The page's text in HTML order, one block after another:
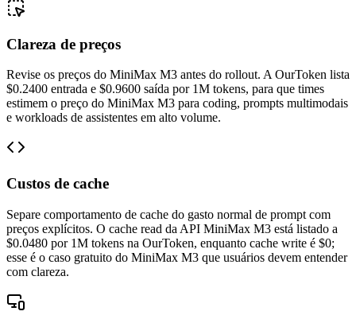
Clareza de preços
Revise os preços do MiniMax M3 antes do rollout. A OurToken lista
$0.2400 entrada e $0.9600 saída por 1M tokens, para que times
estimem o preço do MiniMax M3 para coding, prompts multimodais
e workloads de assistentes em alto volume.
Custos de cache
Separe comportamento de cache do gasto normal de prompt com
preços explícitos. O cache read da API MiniMax M3 está listado a
$0.0480 por 1M tokens na OurToken, enquanto cache write é $0;
esse é o caso gratuito do MiniMax M3 que usuários devem entender
com clareza.